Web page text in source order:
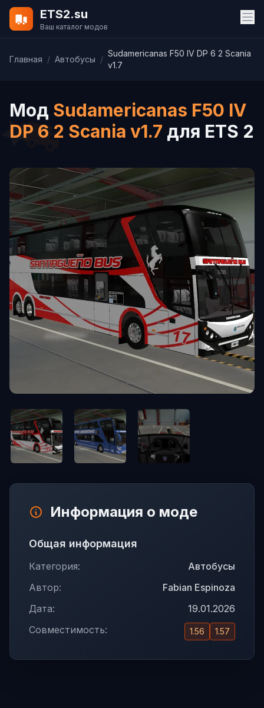
ETS2.su
Ваш каталог модов
Главная / Автобусы /
Sudamericanas F50 IV DP 6 2 Scania
v1.7
Мод Sudamericanas F50 IV
DP 6 2 Scania v1.7 для ETS 2
Информация о моде
Общая информация
Категория:
Автобусы
Автор:
Fabian Espinoza
Дата:
19.01.2026
Совместимость:
1.56 1.57